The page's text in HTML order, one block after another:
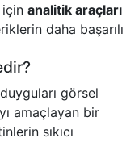
için analitik araçları
daha başarılı
görsel
amaçlayan bir
sıkıcı